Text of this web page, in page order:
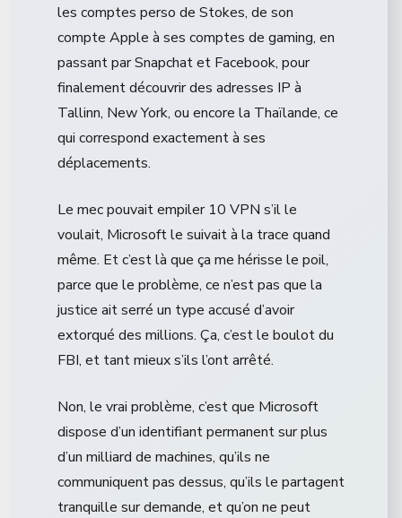
les comptes perso de Stokes, de son
compte Apple à ses comptes de gaming, en
passant par Snapchat et Facebook, pour
finalement découvrir des adresses IP à
Tallinn, New York, ou encore la Thaïlande, ce
qui correspond exactement à ses
déplacements.
Le mec pouvait empiler 10 VPN s’il le
voulait, Microsoft le suivait à la trace quand
même. Et c’est là que ça me hérisse le poil,
parce que le problème, ce n’est pas que la
justice ait serré un type accusé d’avoir
extorqué des millions. Ça, c’est le boulot du
FBI, et tant mieux s’ils l’ont arrêté.
Non, le vrai problème, c’est que Microsoft
dispose d’un identifiant permanent sur plus
d’un milliard de machines, qu’ils ne
communiquent pas dessus, qu’ils le partagent
tranquille sur demande, et qu’on ne peut